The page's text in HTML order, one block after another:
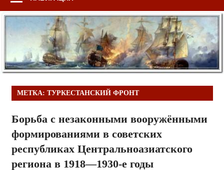
МЕТКА: ТУРКЕСТАНСКИЙ ФРОНТ
Борьба с незаконными вооружёнными
формированиями в советских
республиках Центральноазиатского
региона в 1918—1930-е годы